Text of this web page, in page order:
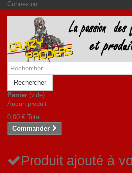
Connexion
Rechercher
Panier (vide)
Aucun produit
0,00 € Total
Commander
Produit ajouté à